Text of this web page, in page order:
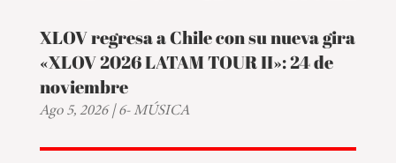
XLOV regresa a Chile con su nueva gira
«XLOV 2026 LATAM TOUR II»: 24 de
noviembre
Ago 5, 2026|6- MÚSICA